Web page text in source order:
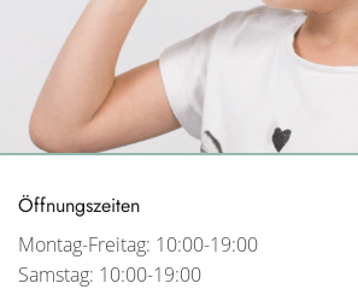
Öffnungszeiten
Montag-Freitag: 10:00-19:00
Samstag: 10:00-19:00